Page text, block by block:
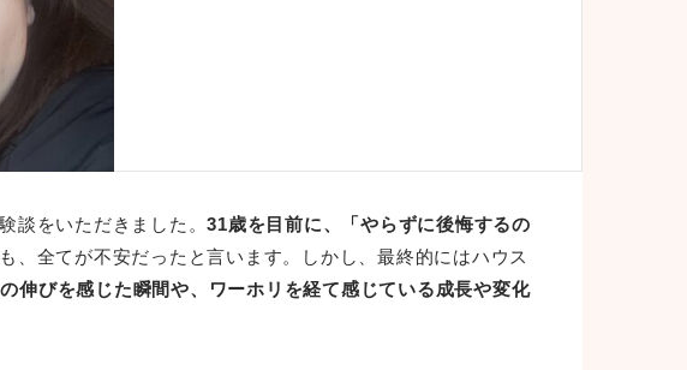
談をいただきました。31歳を目前に、「やらずに後悔するの
、全てが不安だったと言います。しかし、最終的にはハウス
伸びを感じた瞬間や、ワーホリを経て感じている成長や変化